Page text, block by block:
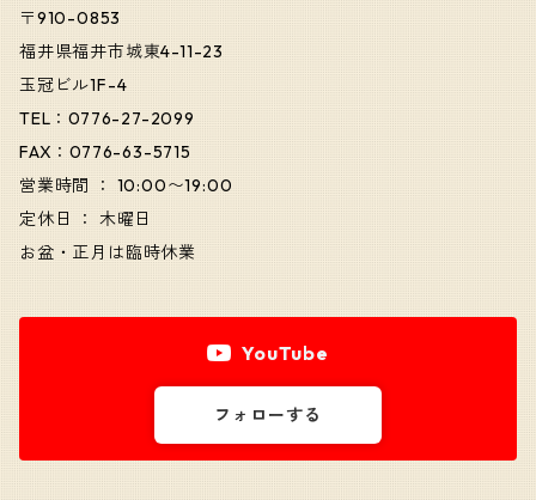
〒910-0853
福井県福井市城東4-11-23
玉冠ビル1F-4
TEL：0776-27-2099
FAX：0776-63-5715
営業時間 ： 10:00〜19:00
定休日 ： 木曜日
お盆・正月は臨時休業
YouTube
フォローする